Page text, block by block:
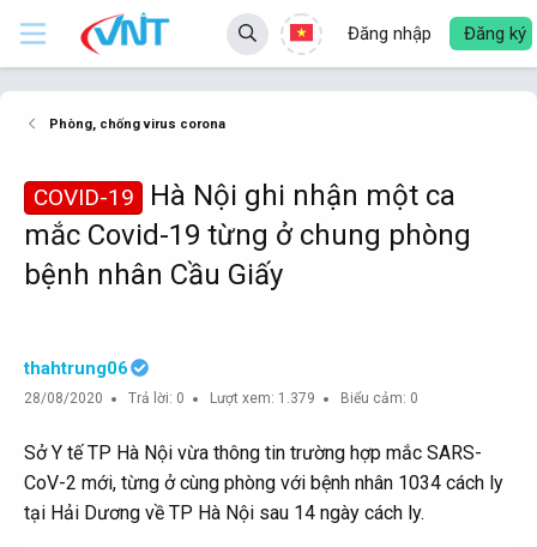
Đăng nhập Đăng ký
Phòng, chống virus corona
COVID-19
Hà Nội ghi nhận một ca
mắc Covid-19 từng ở chung phòng
bệnh nhân Cầu Giấy
thahtrung06
28/08/2020 Trả lời: 0 Lượt xem: 1.379 Biểu cảm: 0
Sở Y tế TP Hà Nội vừa thông tin trường hợp mắc SARS-
CoV-2 mới, từng ở cùng phòng với bệnh nhân 1034 cách ly
tại Hải Dương về TP Hà Nội sau 14 ngày cách ly.